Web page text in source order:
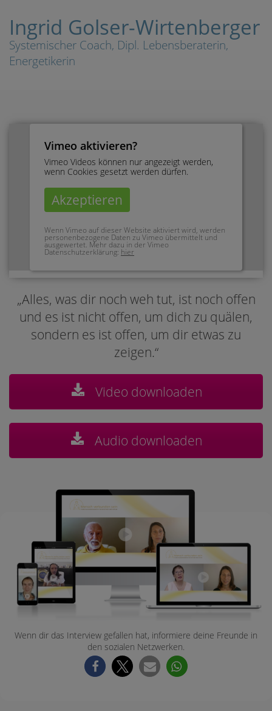
Ingrid Golser-Wirtenberger
Systemischer Coach, Dipl. Lebensberaterin,
Energetikerin
Vimeo aktivieren?
Vimeo Videos können nur angezeigt werden,
wenn Cookies gesetzt werden dürfen.
Akzeptieren
Wenn Vimeo auf dieser Website aktiviert wird, werden
personenbezogene Daten zu Vimeo übermittelt und
ausgewertet. Mehr dazu in der Vimeo
Datenschutzerklärung: hier
„Alles, was dir noch weh tut, ist noch offen
und es ist nicht offen, um dich zu quälen,
sondern es ist offen, um dir etwas zu
zeigen.“
Video downloaden
Audio downloaden
Wenn dir das Interview gefallen hat, informiere deine Freunde in
den sozialen Netzwerken.